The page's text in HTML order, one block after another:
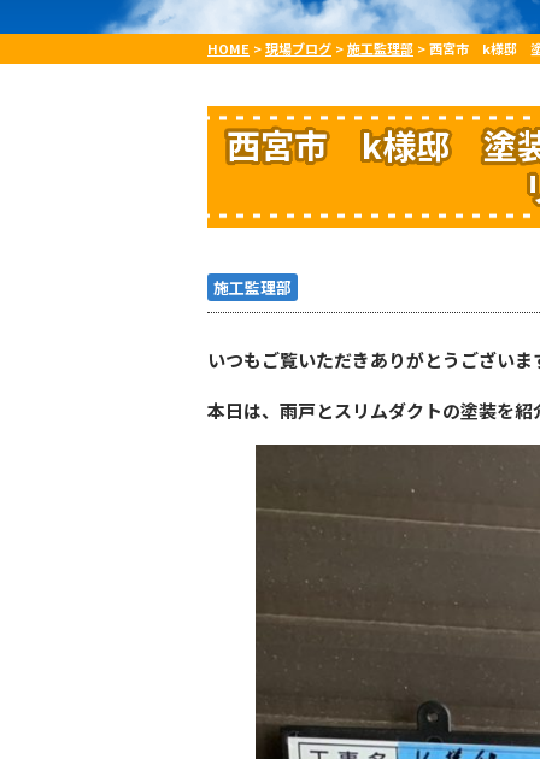
HOME >現場ブログ >施工監理部 >西宮市 k様邸 塗
西宮市 k様邸 塗装
施工監理部
いつもご覧いただきありがとうございま
本日は、雨戸とスリムダクトの塗装を紹